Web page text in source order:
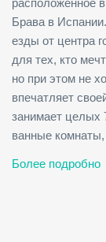
расположенное
Брава в
езды от центра
для тех, кто
но при этом не
впечатляет
занимает целых
ванные
Более подробно